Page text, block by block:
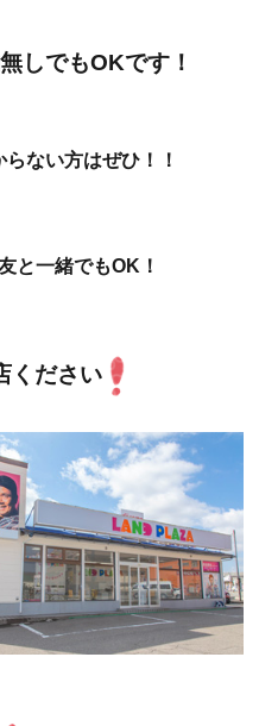
しでもOKです！
ない方はぜひ！！
と一緒でもOK！
ください